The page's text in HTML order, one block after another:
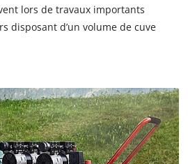
lors de travaux importants
disposant d’un volume de cuve